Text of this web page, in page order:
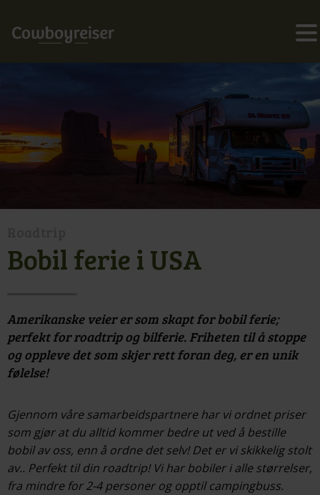
Bobil ferie i USA
Amerikanske veier er som skapt for bobil ferie;
perfekt for roadtrip og bilferie. Friheten til å stoppe
og oppleve det som skjer rett foran deg, er en unik
følelse!
Gjennom våre samarbeidspartnere har vi ordnet priser
som gjør at du alltid kommer bedre ut ved å bestille
bobil av oss, enn å ordne det selv! Det er vi skikkelig stolt
av.. Perfekt til din roadtrip! Vi har bobiler i alle størrelser,
fra mindre for 2-4 personer og opptil campingbuss.